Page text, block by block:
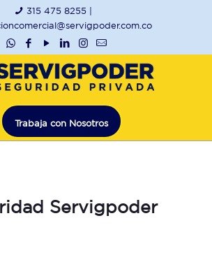
315 475 8255 |
Trabaja con Nosotros
Servigpoder